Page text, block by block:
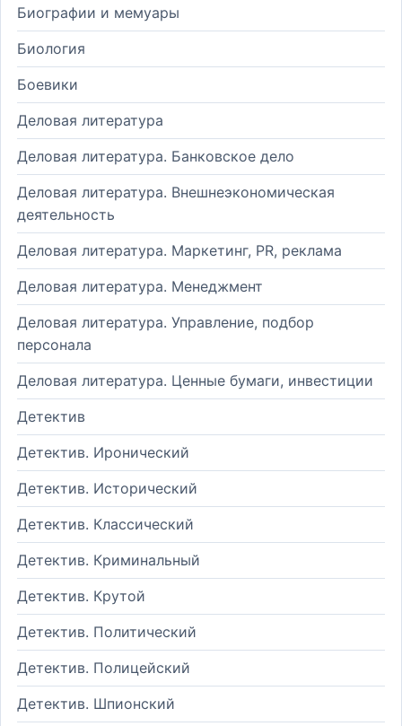
Биографии и мемуары
Биология
Боевики
Деловая литература
Деловая литература. Банковское дело
Деловая литература. Внешнеэкономическая
деятельность
Деловая литература. Маркетинг, PR, реклама
Деловая литература. Менеджмент
Деловая литература. Управление, подбор
персонала
Деловая литература. Ценные бумаги, инвестиции
Детектив
Детектив. Иронический
Детектив. Исторический
Детектив. Классический
Детектив. Криминальный
Детектив. Крутой
Детектив. Политический
Детектив. Полицейский
Детектив. Шпионский